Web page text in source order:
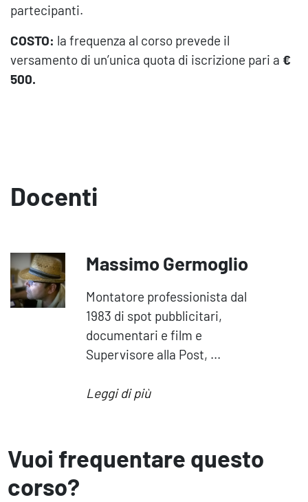
partecipanti.
COSTO: la frequenza al corso prevede il
versamento di un’unica quota di iscrizione pari a €
500.
Docenti
Massimo Germoglio
Montatore professionista dal
1983 di spot pubblicitari,
documentari e film e
Supervisore alla Post, ...
Leggi di più
Vuoi frequentare questo
corso?